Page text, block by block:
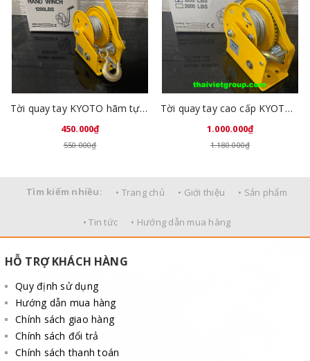
Về cách sử dụng tời quay tay 3 tấn
Tời quay tay KYOTO hãm tự động 1200LBS(545kg) cáp 8 mét
450.000₫
550.000₫
Tời quay tay cao cấp KYOTO tự hãm 1800LBS-817kg cáp dài 15 mét
1.000.000₫
1.180.000₫
Tìm kiếm nhiều: • Trang chủ • Giới thiệu • Sản phẩm
• Tin tức • Hướng dẫn mua hàng
HỖ TRỢ KHÁCH HÀNG
Quy định sử dụng
Hướng dẫn mua hàng
Chính sách giao hàng
Chính sách đổi trả
Chính sách thanh toán